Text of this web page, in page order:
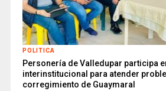
POLITICA
Personería de Valledupar participa
interinstitucional para atender
corregimiento de Guaymaral